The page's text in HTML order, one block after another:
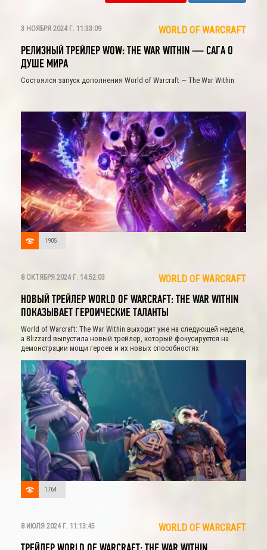
3 НОЯБРЯ 2024 Г. 11:33:09 WORLD OF WARCRAFT
РЕЛИЗНЫЙ ТРЕЙЛЕР WOW: THE WAR WITHIN — САГА О
ДУШЕ МИРА
Состоялся запуск дополнения World of Warcraft — The War Within
1905
8 ОКТЯБРЯ 2024 Г. 14:52:03 WORLD OF WARCRAFT
НОВЫЙ ТРЕЙЛЕР WORLD OF WARCRAFT: THE WAR WITHIN
ПОКАЗЫВАЕТ ГЕРОИЧЕСКИЕ ТАЛАНТЫ
World of Warcraft: The War Within выходит уже на следующей неделе,
а Blizzard выпустила новый трейлер, который фокусируется на
демонстрации мощи героев и их новых способностях
1764
8 ИЮЛЯ 2024 Г. 11:13:45 WORLD OF WARCRAFT